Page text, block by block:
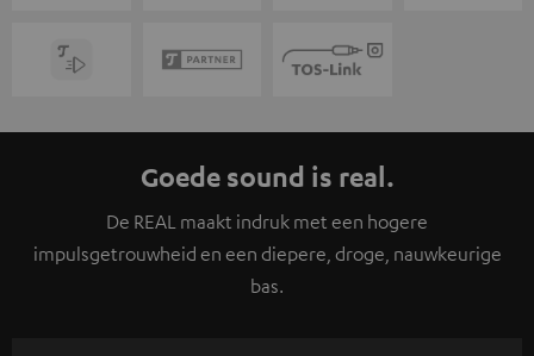
Goede sound is real.
De REAL maakt indruk met een hogere
impulsgetrouwheid en een diepere, droge, nauwkeurige
bas.